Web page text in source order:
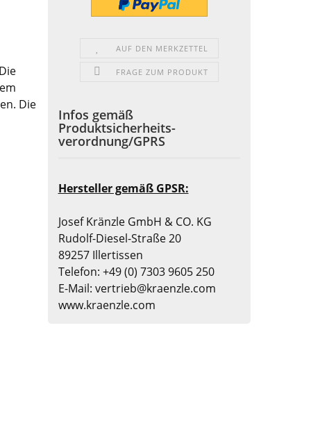
AUF DEN MERKZETTEL
FRAGE ZUM PRODUKT
Infos gemäß
Produktsicherheits-
verordnung/GPRS
Hersteller gemäß GPSR:
Josef Kränzle GmbH & CO. KG
Rudolf-Diesel-Straße 20
89257 Illertissen
Telefon: +49 (0) 7303 9605 250
E-Mail: vertrieb@kraenzle.com
www.kraenzle.com
Die